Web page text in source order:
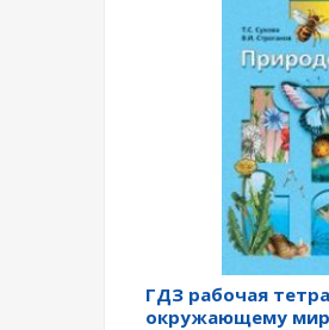
ГДЗ рабочая
окружающему